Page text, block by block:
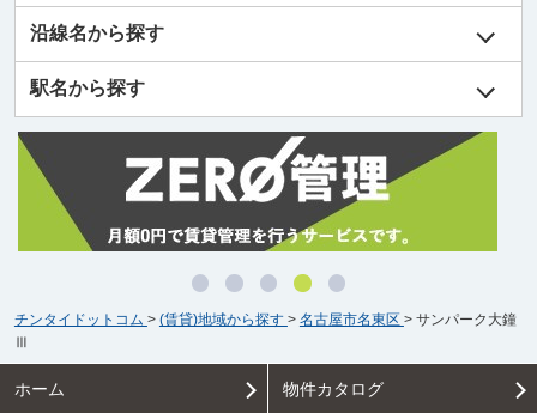
沿線名から探す
駅名から探す
チンタイドットコム > (賃貸)地域から探す > 名古屋市名東区 > サンパーク大鐘
Ⅲ
ホーム 物件カタログ